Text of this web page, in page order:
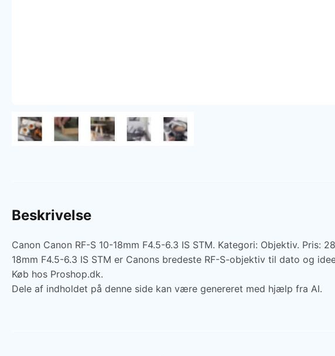
Beskrivelse
Canon Canon RF-S 10-18mm F4.5-6.3 IS STM. Kategori: Objektiv.
18mm F4.5-6.3 IS STM er Canons bredeste RF-S-objektiv til dato og
Køb hos Proshop.dk.
Dele af indholdet på denne side kan være genereret med hjælp fra AI.